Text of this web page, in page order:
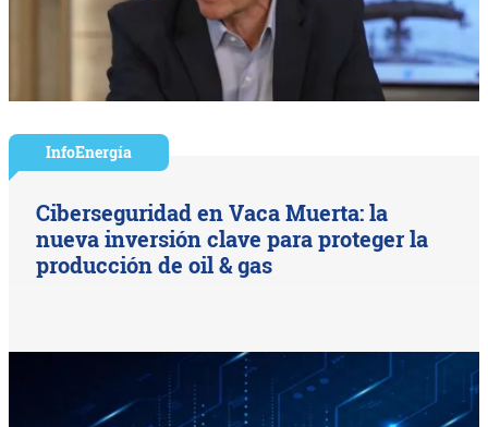
InfoEnergía
Ciberseguridad en Vaca Muerta: la
nueva inversión clave para proteger la
producción de oil & gas